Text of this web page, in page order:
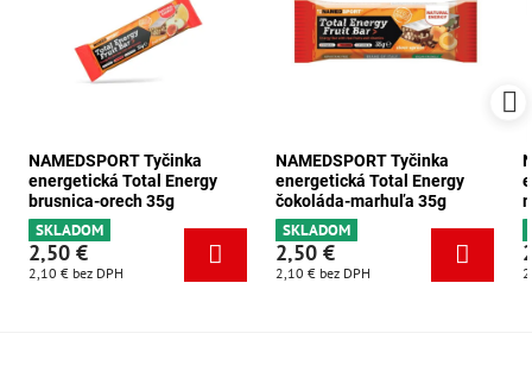
NAMEDSPORT Tyčinka
energetická Total Energy
brusnica-orech 35g
SKLADOM
2,50 €
2,10 € bez DPH
NAMEDSPORT Tyčinka
energetická Total Energy
čokoláda-marhuľa 35g
SKLADOM
2,50 €
2,10 € bez DPH